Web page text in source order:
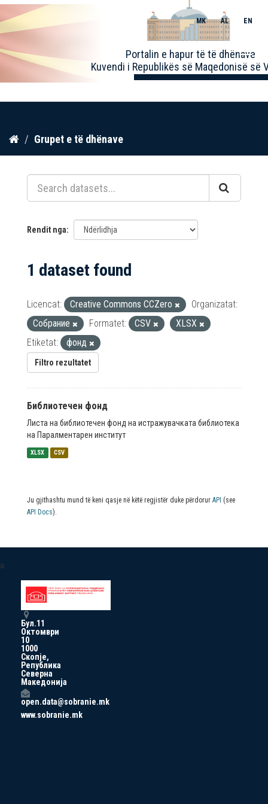
Kalo
përmbajtja
Portalin e hapur të të dhënave
Kuvendi i Republikës së Maqedonisë së
MK AL EN
Toggle
Grupet e të dhënave
Rendit nga
1 dataset found
Licencat: Creative Commons CCZero
Organizatat:
Собрание
Formatet: CSV
XLSX
Etiketat:
фонд
Filtro rezultatet
Библиотечен фонд
Листа на библиотечен фонд на истражувачката библиотека
на Паралментарен институт
XLSX CSV
Ju gjithashtu mund të keni qasje në këtë regjistër duke përdorur API (see
API Docs).
a
Бул.11
Октомври
10
1000
Скопје,
Република
Северна
Македонија
open.data@sobranie.mk
www.sobranie.mk